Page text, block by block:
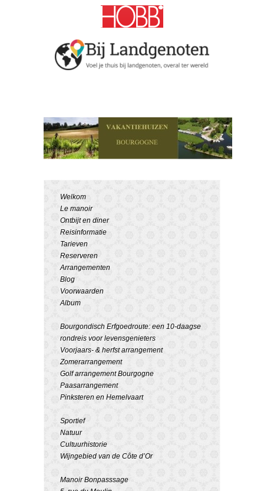
Welkom
Le manoir
Ontbijt en diner
Reisinformatie
Tarieven
Reserveren
Arrangementen
Blog
Voorwaarden
Album
Bourgondisch Erfgoedroute: een 10-daagse
rondreis voor levensgenieters
Voorjaars- & herfst arrangement
Zomerarrangement
Golf arrangement Bourgogne
Paasarrangement
Pinksteren en Hemelvaart
Sportief
Natuur
Cultuurhistorie
Wijngebied van de Côte d’Or
Manoir Bonpasssage